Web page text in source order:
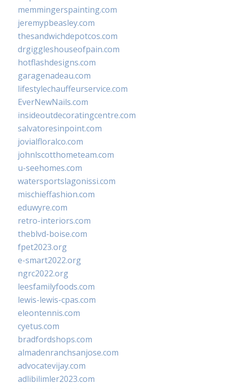
memmingerspainting.com
jeremypbeasley.com
thesandwichdepotcos.com
drgiggleshouseofpain.com
hotflashdesigns.com
garagenadeau.com
lifestylechauffeurservice.com
EverNewNails.com
insideoutdecoratingcentre.com
salvatoresinpoint.com
jovialfloralco.com
johnlscotthometeam.com
u-seehomes.com
watersportslagonissi.com
mischieffashion.com
eduwyre.com
retro-interiors.com
theblvd-boise.com
fpet2023.org
e-smart2022.org
ngrc2022.org
leesfamilyfoods.com
lewis-lewis-cpas.com
eleontennis.com
cyetus.com
bradfordshops.com
almadenranchsanjose.com
advocatevijay.com
adlibilimler2023.com